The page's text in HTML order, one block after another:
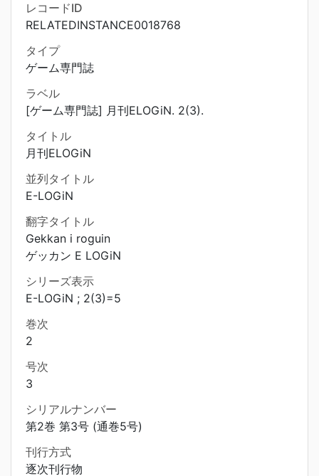
レコードID
RELATEDINSTANCE0018768
タイプ
ゲーム専門誌
ラベル
[ゲーム専門誌] 月刊ELOGiN. 2(3).
タイトル
月刊ELOGiN
並列タイトル
E-LOGiN
翻字タイトル
Gekkan i roguin
ゲッカン E LOGiN
シリーズ表示
E-LOGiN ; 2(3)=5
巻次
2
号次
3
シリアルナンバー
第2巻 第3号 (通巻5号)
刊行方式
逐次刊行物